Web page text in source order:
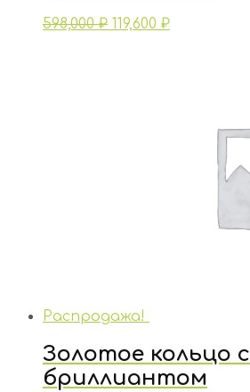
598,000₽ 119,600 ₽
Распродажа!
Золотое кольцо с
бриллиантом